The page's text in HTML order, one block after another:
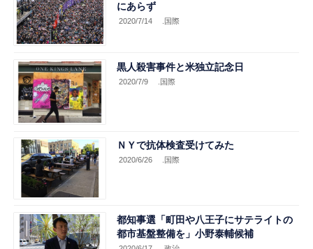
にあらず
2020/7/14 .国際
黒人殺害事件と米独立記念日
2020/7/9 .国際
ＮＹで抗体検査受けてみた
2020/6/26 .国際
都知事選「町田や八王子にサテライトの
都市基盤整備を」小野泰輔候補